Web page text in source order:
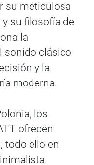
su meticulosa
su filosofía de
la
sonido clásico
y la
moderna.
los
ofrecen
todo ello en